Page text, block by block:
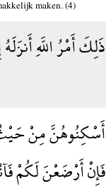
maken. (4)
ذَلِكَ أَمْرُ اللَّهِ
أَسْكِنُوهُنَّ مِنْ
فَإِنْ أَرْضَعْنَ لَكُمْ